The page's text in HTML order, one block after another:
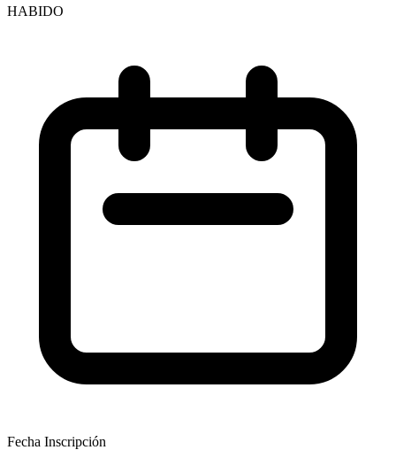
HABIDO
Fecha Inscripción